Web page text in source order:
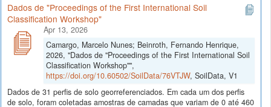
Dados de "Proceedings of the First International Soil
Classification Workshop"
Apr 13, 2026
Camargo, Marcelo Nunes; Beinroth, Fernando Henrique,
2026, "Dados de "Proceedings of the First International Soil
Classification Workshop"",
https://doi.org/10.60502/SoilData/76VTJW, SoilData, V1
Dados de 31 perfis de solo georreferenciados. Em cada um dos perfis
de solo, foram coletadas amostras de camadas que variam de 0 até 460